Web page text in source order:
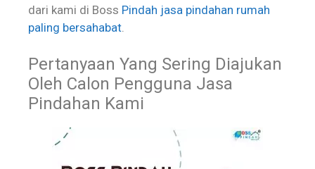
dari kami di Boss Pindah jasa pindahan rumah
paling bersahabat
Pertanyaan Yang Sering Diajukan
Oleh Calon Pengguna Jasa
Pindahan Kami